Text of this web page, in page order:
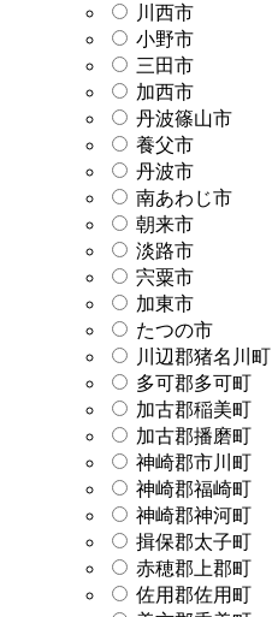
川西市
小野市
三田市
加西市
丹波篠山市
養父市
丹波市
南あわじ市
朝来市
淡路市
宍粟市
加東市
たつの市
川辺郡猪名川町
多可郡多可町
加古郡稲美町
加古郡播磨町
神崎郡市川町
神崎郡福崎町
神崎郡神河町
揖保郡太子町
赤穂郡上郡町
佐用郡佐用町